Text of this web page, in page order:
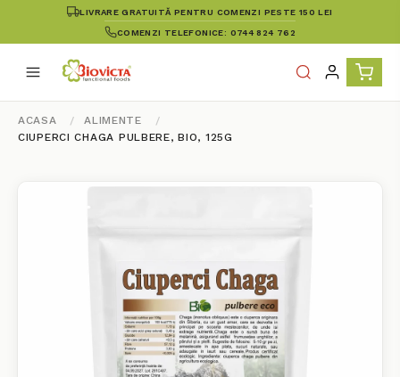
LIVRARE GRATUITĂ PENTRU COMENZI PESTE 150 LEI
COMENZI TELEFONICE: 0744 824 762
ACASA
ALIMENTE
CIUPERCI CHAGA PULBERE, BIO, 125G